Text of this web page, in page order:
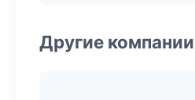
Другие компании